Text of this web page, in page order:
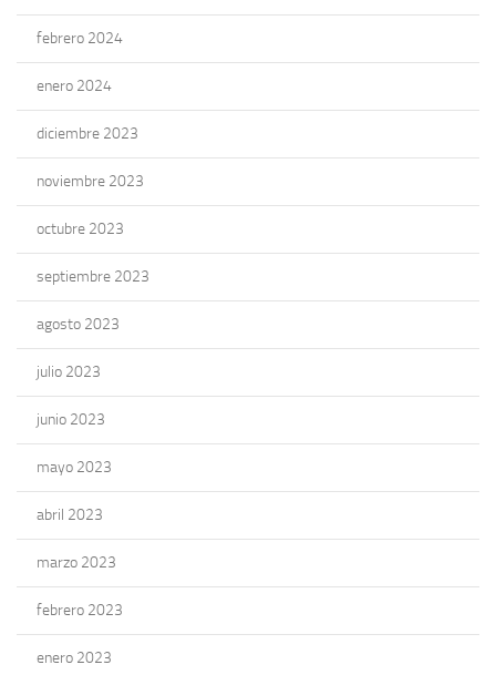
febrero 2024
enero 2024
diciembre 2023
noviembre 2023
octubre 2023
septiembre 2023
agosto 2023
julio 2023
junio 2023
mayo 2023
abril 2023
marzo 2023
febrero 2023
enero 2023